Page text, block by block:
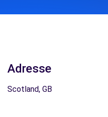
Adresse
Scotland, GB